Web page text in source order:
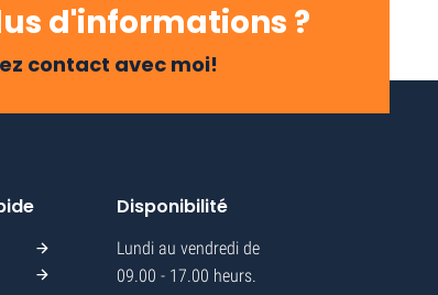
d'informations ?
contact avec moi!
Disponibilité
Lundi au vendredi de
09.00 - 17.00 heurs.